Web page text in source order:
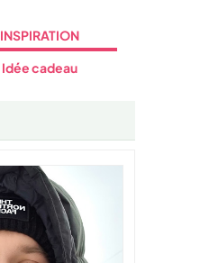
INSPIRATION
Idée cadeau